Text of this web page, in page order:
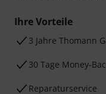
Ihre Vorteile
3 Jahre Thomann
30 Tage Money-
Reparaturservice